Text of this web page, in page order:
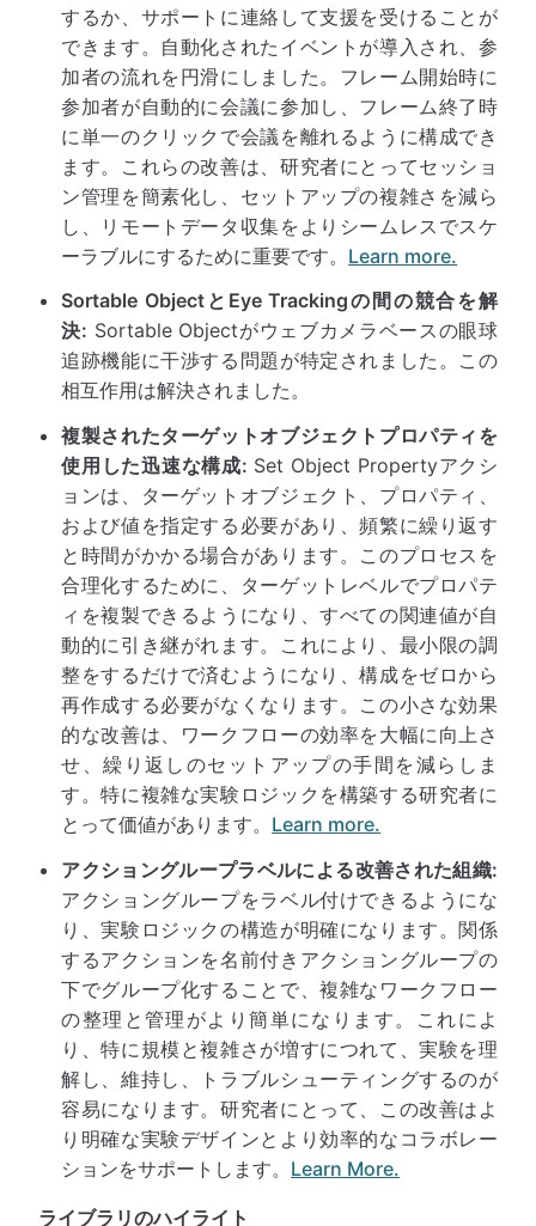
するか、サポートに連絡して支援を受けることが
できます。自動化されたイベントが導入され、参
加者の流れを円滑にしました。フレーム開始時に
参加者が自動的に会議に参加し、フレーム終了時
に単一のクリックで会議を離れるように構成でき
ます。これらの改善は、研究者にとってセッショ
ン管理を簡素化し、セットアップの複雑さを減ら
し、リモートデータ収集をよりシームレスでスケ
ーラブルにするために重要です。 Learn more.
Sortable ObjectとEye Trackingの間の競合を解
決: Sortable Objectがウェブカメラベースの眼球
追跡機能に干渉する問題が特定されました。この
相互作用は解決されました。
複製されたターゲットオブジェクトプロパティを
使用した迅速な構成: Set Object Propertyアクシ
ョンは、ターゲットオブジェクト、プロパティ、
および値を指定する必要があり、頻繁に繰り返す
と時間がかかる場合があります。このプロセスを
合理化するために、ターゲットレベルでプロパテ
ィを複製できるようになり、すべての関連値が自
動的に引き継がれます。これにより、最小限の調
整をするだけで済むようになり、構成をゼロから
再作成する必要がなくなります。この小さな効果
的な改善は、ワークフローの効率を大幅に向上さ
せ、繰り返しのセットアップの手間を減らしま
す。特に複雑な実験ロジックを構築する研究者に
とって価値があります。 Learn more.
アクショングループラベルによる改善された組織:
アクショングループをラベル付けできるようにな
り、実験ロジックの構造が明確になります。関係
するアクションを名前付きアクショングループの
下でグループ化することで、複雑なワークフロー
の整理と管理がより簡単になります。これによ
り、特に規模と複雑さが増すにつれて、実験を理
解し、維持し、トラブルシューティングするのが
容易になります。研究者にとって、この改善はよ
り明確な実験デザインとより効率的なコラボレー
ションをサポートします。 Learn More.
ライブラリのハイライト